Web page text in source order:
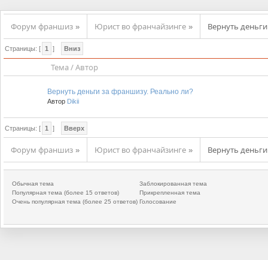
Форум франшиз » Юрист во франчайзинге » Вернуть
Страницы: [ 1 ] Вниз
Тема/Автор
Вернуть деньги за франшизу. Реально ли?
Автор Dikii
Страницы: [ 1 ] Вверх
Форум франшиз » Юрист во франчайзинге » Вернуть
Обычная тема
Популярная тема (более 15 ответов)
Очень популярная тема (более 25 ответов)
Заблокированная тема
Прикрепленная тема
Голосование